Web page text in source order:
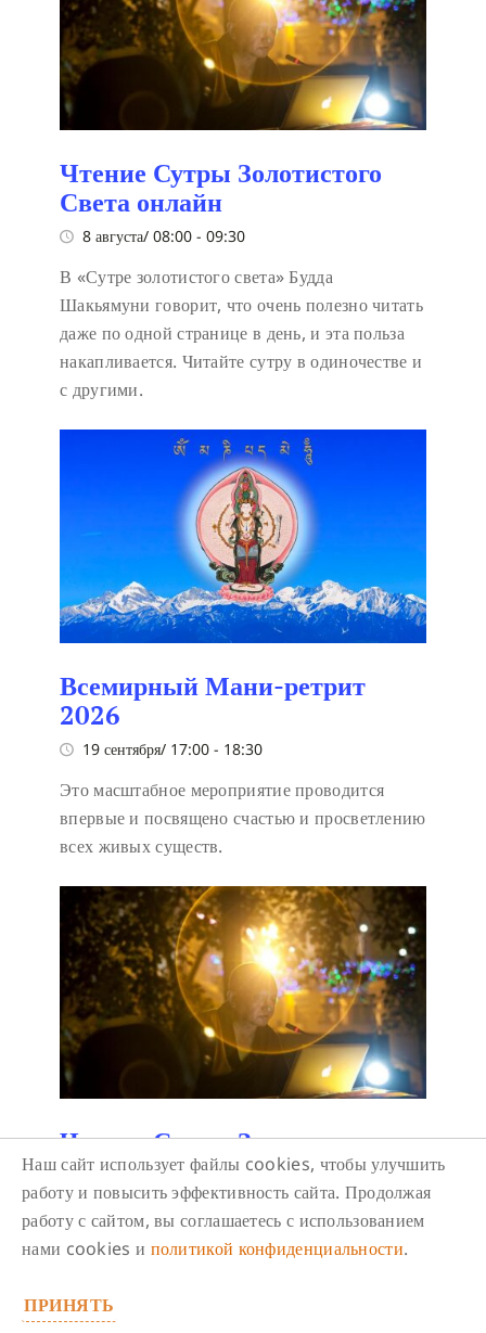
Чтение Сутры Золотистого
Света онлайн
8 августа/ 08:00 - 09:30
В «Сутре золотистого света» Будда
Шакьямуни говорит, что очень полезно читать
даже по одной странице в день, и эта польза
накапливается. Читайте сутру в одиночестве и
с другими.
Всемирный Мани-ретрит
2026
19 сентября/ 17:00 - 18:30
Это масштабное мероприятие проводится
впервые и посвящено счастью и просветлению
всех живых существ.
Чтение Сутры Золотистого
Света онлайн
10 августа/ 08:00-09:30
В «Сутре золотистого света» Будда
даже по одной странице в день, и эта польза
Наш сайт использует файлы cookies, чтобы улучшить
работу и повысить эффективность сайта. Продолжая
работу с сайтом, вы соглашаетесь с использованием
нами cookies и политикой конфиденциальности.
ПРИНЯТЬ